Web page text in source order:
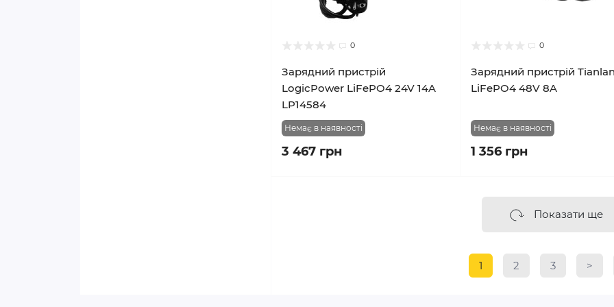
0
Зарядний пристрій
LogicPower LiFePO4 24V 14A
LP14584
Немає в наявності
3 467 грн
0
Зарядний пристрій
LiFePO4 48V 8A
Немає в наявності
1 356 грн
Показати ще
1 2 3 >